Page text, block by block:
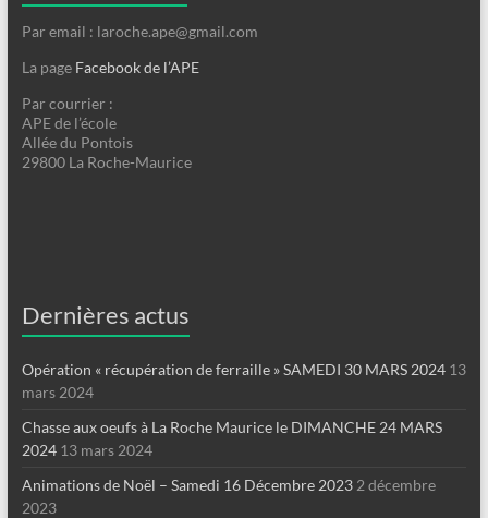
Par email : laroche.ape@gmail.com
La page Facebook de l’APE
Par courrier :
APE de l’école
Allée du Pontois
29800 La Roche-Maurice
Dernières actus
Opération « récupération de ferraille » SAMEDI 30 MARS 2024 13
mars 2024
Chasse aux oeufs à La Roche Maurice le DIMANCHE 24 MARS
2024 13 mars 2024
Animations de Noël – Samedi 16 Décembre 2023 2 décembre
2023